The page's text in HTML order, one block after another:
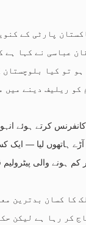
پارٹی کے
عباسی نے کہا ہے
تو کیا بلوچستان
کو ریلیف دینے میں
کرتے ہوئے
ہاتھوں لیا — ایک
ہونے والی پیٹرولیم
کا کسان بدترین
کر رہا ہے لیکن